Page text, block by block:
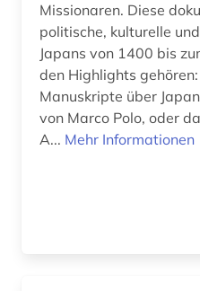
Schweiz (1)
Spanien (1)
Suedasien (2)
Suedostasien (2)
Missionaren. Diese
politische, kulturelle
Japans von 1400 bis
den Highlights
Manuskripte über
von Marco Polo, oder
A... Mehr Informationen